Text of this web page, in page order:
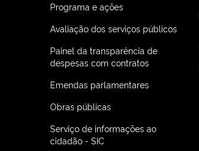
Programa e ações
Avaliação dos serviços públicos
Painel da transparência de
despesas com contratos
Emendas parlamentares
Obras públicas
Serviço de informações ao
cidadão - SIC